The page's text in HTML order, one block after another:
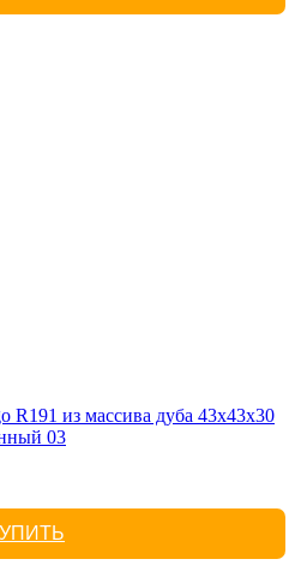
R191 из массива дуба 43х43х30
03